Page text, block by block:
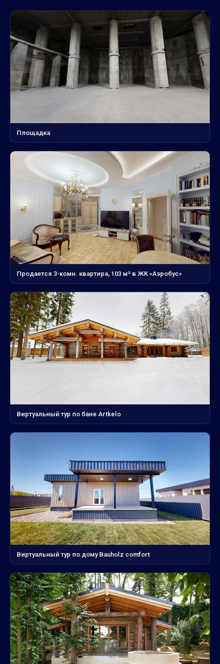
Площадка
Продается 3-комн. квартира, 103 м² в ЖК «Аэробус»
Виртуальный тур по бане Artkelo
Виртуальный тур по дому Bauholz comfort